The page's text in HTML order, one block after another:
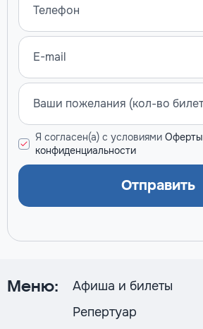
Я согласен(а) с условиями Оферты
конфиденциальности
Отправить
Меню:
Афиша и билеты
Репертуар